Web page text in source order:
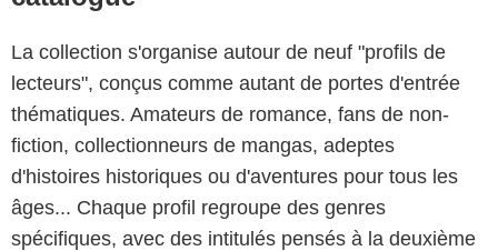
La collection s'organise autour de neuf "profils de
lecteurs", conçus comme autant de portes d'entrée
thématiques. Amateurs de romance, fans de non-
fiction, collectionneurs de mangas, adeptes
d'histoires historiques ou d'aventures pour tous les
âges... Chaque profil regroupe des genres
spécifiques, avec des intitulés pensés à la deuxième
Capture d'écran Netflix